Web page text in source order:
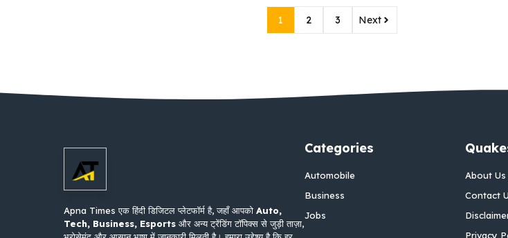
1 2 3 Next
Apna Times एक हिंदी डिजिटल प्लेटफॉर्म है, जहाँ आपको Auto,
Tech, Business, Esports और अन्य ट्रेंडिंग टॉपिक्स से जुड़ी ताज़ा,
Categories
Automobile
Business
Jobs
About Us
Contact
Privacy